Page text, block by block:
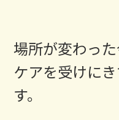
場所が変わっ
ケアを受けに
す。